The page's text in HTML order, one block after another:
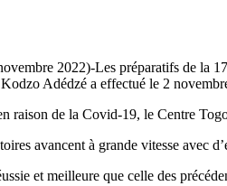
2022)-Les préparatifs de la
Adédzé a effectué le 2
raison de la Covid-19, le Centre
avancent à grande vitesse avec
et meilleure que celle des